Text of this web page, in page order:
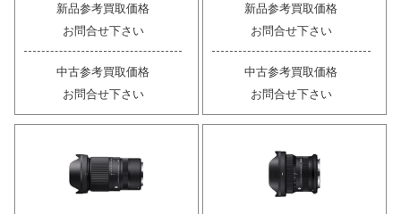
新品参考買取価格
お問合せ下さい
中古参考買取価格
お問合せ下さい
新品参考買取価格
お問合せ下さい
中古参考買取価格
お問合せ下さい